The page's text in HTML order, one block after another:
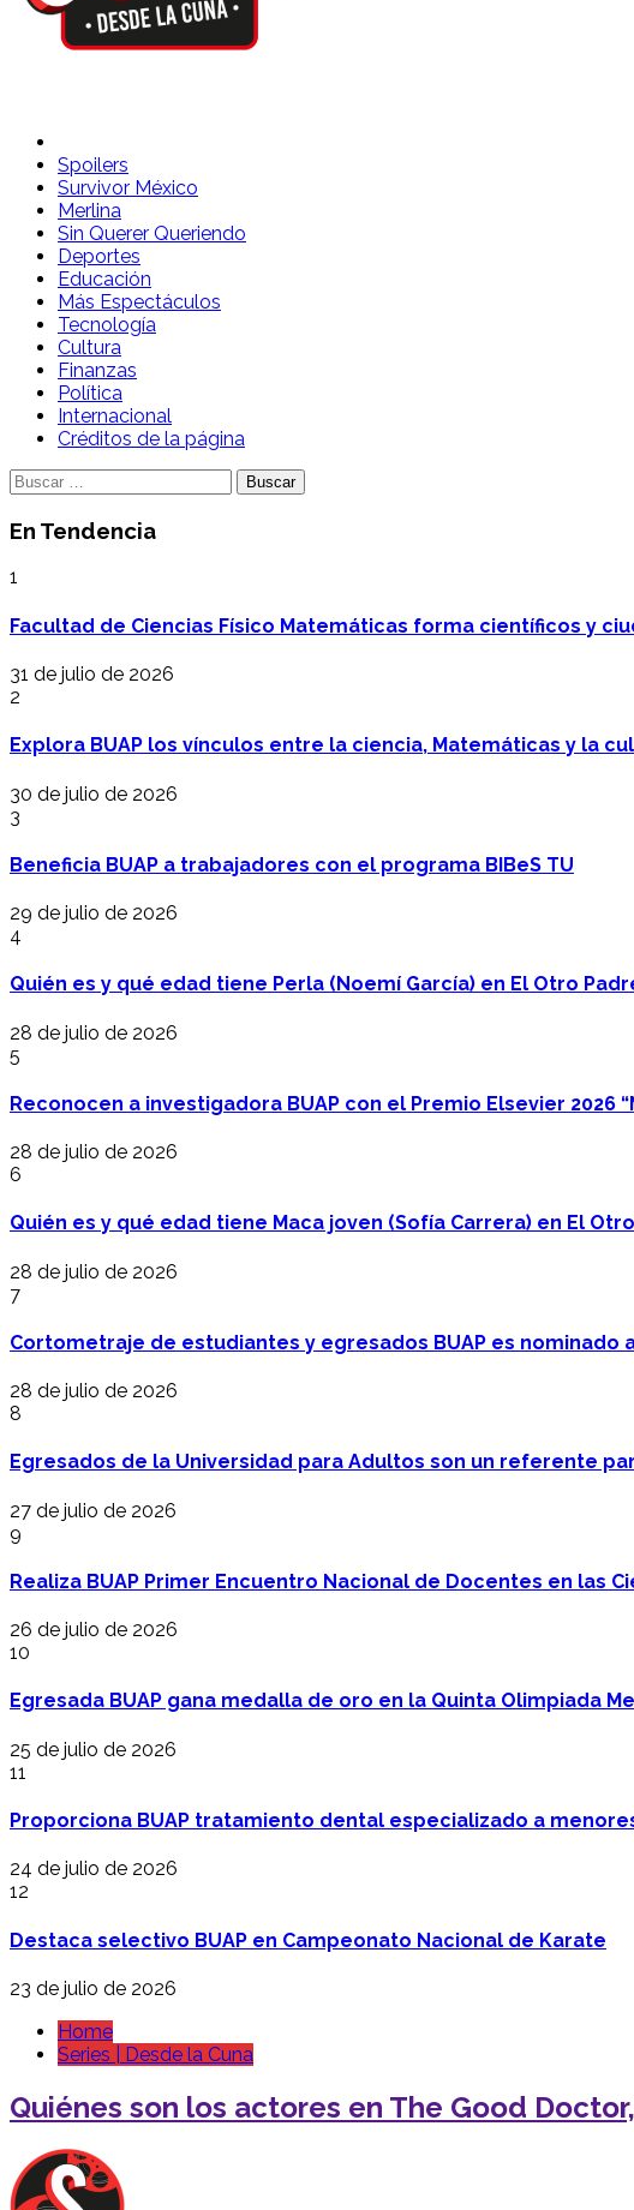
Spoilers Desde la Cuna
Sitio con información sobre series, película, reality shows y telenovelas
Spoilers
Survivor México
Merlina
Sin Querer Queriendo
Deportes
Educación
Más Espectáculos
Tecnología
Cultura
Finanzas
Política
Internacional
Créditos de la página
Buscar:
En Tendencia
1
Facultad de Ciencias Físico Matemáticas forma científicos y
31 de julio de 2026
2
Explora BUAP los vínculos entre la ciencia, Matemáticas y la
30 de julio de 2026
3
Beneficia BUAP a trabajadores con el programa BIBeS TU
29 de julio de 2026
4
Quién es y qué edad tiene Perla (Noemí García) en El Otro
28 de julio de 2026
5
Reconocen a investigadora BUAP con el Premio Elsevier 2026
28 de julio de 2026
6
Quién es y qué edad tiene Maca joven (Sofía Carrera) en El
28 de julio de 2026
7
Cortometraje de estudiantes y egresados BUAP es nominado
28 de julio de 2026
8
Egresados de la Universidad para Adultos son un referente
27 de julio de 2026
9
Realiza BUAP Primer Encuentro Nacional de Docentes en las
26 de julio de 2026
10
Egresada BUAP gana medalla de oro en la Quinta Olimpiada
25 de julio de 2026
11
Proporciona BUAP tratamiento dental especializado a
24 de julio de 2026
12
Destaca selectivo BUAP en Campeonato Nacional de Karate
23 de julio de 2026
Home
Series | Desde la Cuna
Quiénes son los actores en The Good